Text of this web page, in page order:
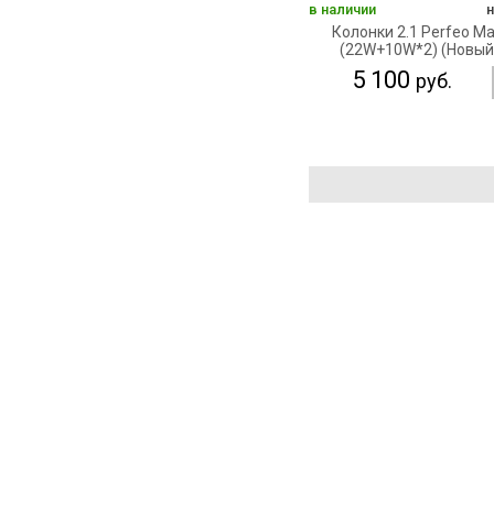
в наличии
Колонки 2.1 Perfeo
(22W+10W*2)
5 100 руб.